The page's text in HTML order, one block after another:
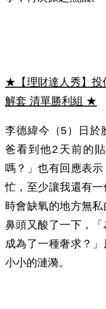
★【理財達人秀】投
解套 清單勝利組 ★
李德緯今（5）日於
爸看到他2天前的
嗎？」也有回應表
忙，至少讓我還有
時會缺氧的地方無
鼻頭又酸了一下，
成為了一種奢求？
小小的漣漪。